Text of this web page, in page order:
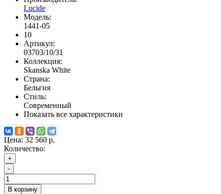
Lucide
Модель:
1441-05
10
Артикул:
03703/10/31
Коллекция:
Skanska White
Страна:
Бельгия
Стиль:
Современный
Показать все характеристики
Цена: 32 560 р.
Количество:
+
-
В корзину